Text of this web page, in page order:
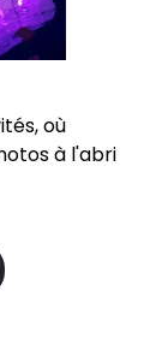
où
à l'abri